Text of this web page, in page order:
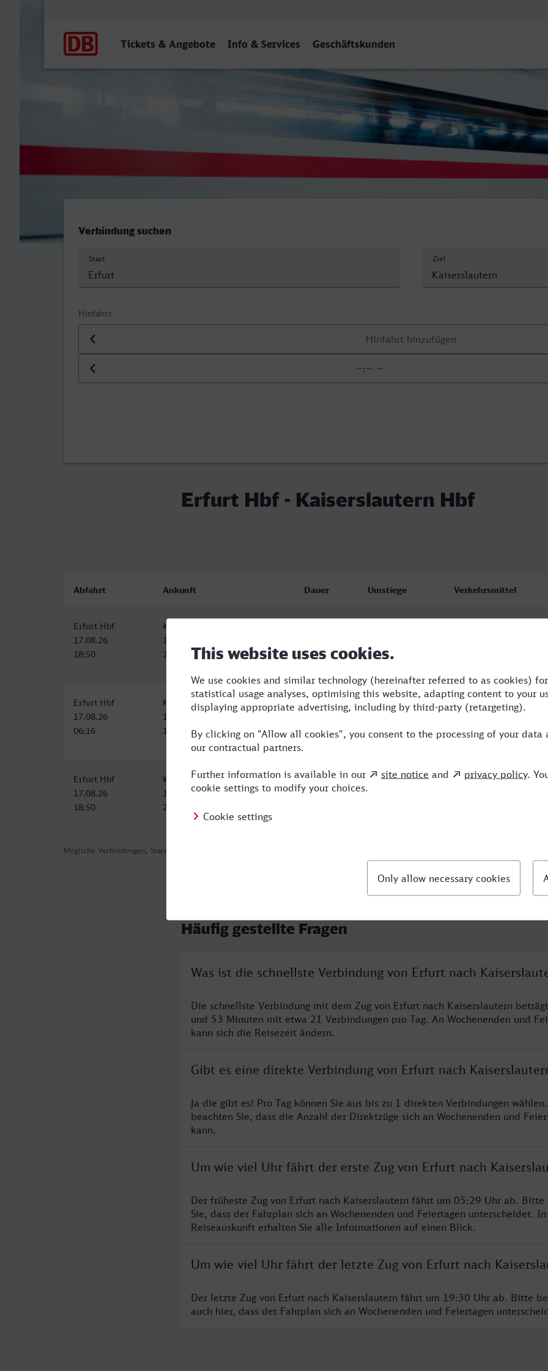
Tickets & Angebote Info & Services Geschäftskunden
Erfurt Hbf - Kaiserslautern Hbf
Verbindung suchen
Start Ziel
Hinfahrt
Datum der Hinfahrt
Uhrzeit der Hinfahrt
Erfurt Hbf - Kaiserslautern Hbf
Mögliche Verbindungen, Stand: 2026-08-03 17:15
Abfahrt Ankunft Dauer Umstiege Verkehrsmittel
Erfurt Hbf
17.08.26
18:50
Kaiserslautern Hbf
17.08.26
22:43
Erfurt Hbf
17.08.26
06:16
Kaiserslautern Hbf
17.08.26
10:16
4:00 1 ICE
Erfurt Hbf
17.08.26
18:50
Kaiserslautern Hbf
17.08.26
22:43
3:53 0 ICE
Häufig gestellte Fragen
Was ist die schnellste Verbindung von Erfurt nach
Die schnellste Verbindung mit dem Zug von Erfurt nach Kaiserslautern
und 53 Minuten mit etwa 21 Verbindungen pro Tag. An Wochenenden und
kann sich die Reisezeit ändern.
Gibt es eine direkte Verbindung von Erfurt nach
Ja die gibt es! Pro Tag können Sie aus bis zu 1 direkten Verbindungen
beachten Sie, dass die Anzahl der Direktzüge sich an Wochenenden und
kann.
Um wie viel Uhr fährt der erste Zug von Erfurt nach
Der früheste Zug von Erfurt nach Kaiserslautern fährt um 05:29 Uhr ab. Bitte
Sie, dass der Fahrplan sich an Wochenenden und Feiertagen unterscheidet.
Reiseauskunft erhalten Sie alle Informationen auf einen Blick.
Um wie viel Uhr fährt der letzte Zug von Erfurt nach
Der letzte Zug von Erfurt nach Kaiserslautern fährt um 19:30 Uhr ab. Bitte
auch hier, dass der Fahrplan sich an Wochenenden und Feiertagen